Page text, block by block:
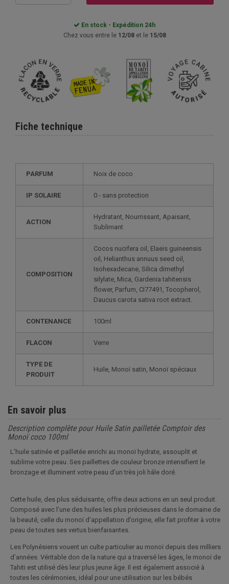
En stock - Expédition 24h
Chez vous entre le 12/08et le 15/08
Fiche technique
PARFUM Noix de coco
IP SOLAIRE 0 - sans protection
ACTION
Hydratant, Nourrissant, Apaisant,
Sublimant
COMPOSITION
Cocos nucifera oil, Elaeis guineensis
oil, Helianthus annuus seed oil,
Isohexadecane, Silica dimethyl
silylate, Mica, Gardenia tahitensis
flower, Parfum, CI77491, Tocopherol,
Daucus carota sativa root extract.
CONTENANCE 100ml
FLACON Verre
TYPE DE
PRODUIT
Huile, Monoï satin, Monoï spéciaux
En savoir plus
Description complète pour Huile Satin pailletée Comptoir des
Monoï coco 100ml
L'huile satinée et pailletée enrichi au monoï hydrate, assouplit et
sublime votre peau. Ses paillettes de couleur bronze intensifient le
bronzage et illuminent votre peau d’un très joli hâle doré.
Cette huile, des plus séduisante, offre deux actions en un seul produit.
Composé avec l’une des huiles les plus précieuses dans le domaine de
la beauté, celle du monoï d’appellation d’origine, elle fait profiter à votre
peau de toutes ses vertus bienfaisantes.
Les Polynésiens vouent un culte particulier au monoï depuis des milliers
d’années. Véritable don de la nature qui a traversé les âges, le monoï de
Tahiti est utilisé dès leur plus jeune âge. Il est également associé à
toutes les cérémonies, idéal pour une utilisation sur les bébés